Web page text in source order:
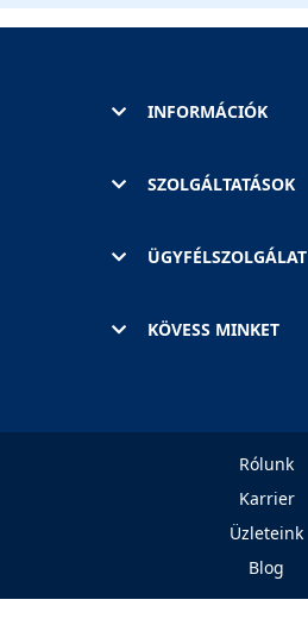
INFORMÁCIÓK
SZOLGÁLTATÁSOK
ÜGYFÉLSZOLGÁLAT
KÖVESS MINKET
Rólunk
Karrier
Üzleteink
Blog